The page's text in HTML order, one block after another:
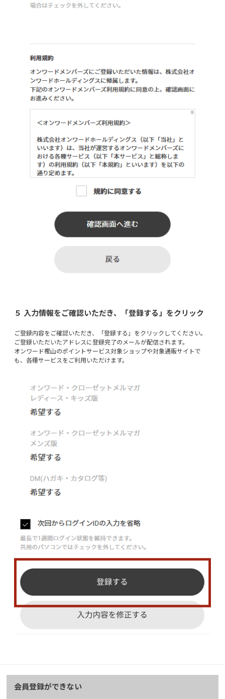
５ 入力情報をご確認いただき、「登録する」をクリック
ご登録内容をご確認いただき、「登録する」をクリックしてください。
ご登録いただいたアドレスに登録完了のメールが配信されます。
オンワード樫山のポイントサービス対象ショップや対象通販サイトで
も、各種サービスをご利用いただけます。
会員登録ができない